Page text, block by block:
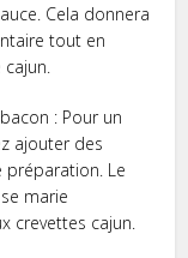
Cela donnera
tout en
cajun.
: Pour un
ajouter des
Le
marie
crevettes cajun.